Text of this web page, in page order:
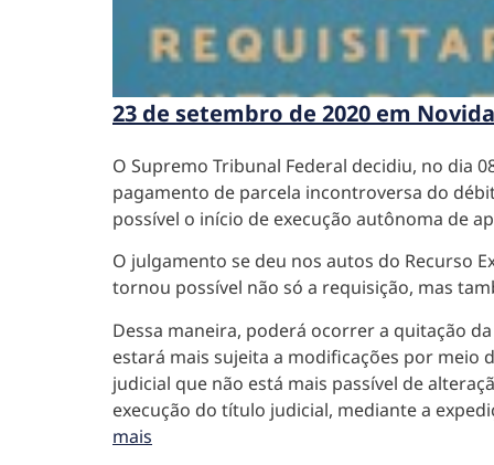
23 de setembro de 2020 em
O Supremo Tribunal Federal decidiu, no dia
pagamento de parcela incontroversa do
possível o início de execução autônoma de
O julgamento se deu nos autos do Recurso
tornou possível não só a requisição, mas
Dessa maneira, poderá ocorrer a quitação
estará mais sujeita a modificações por meio
judicial que não está mais passível de
execução do título judicial, mediante a
mais